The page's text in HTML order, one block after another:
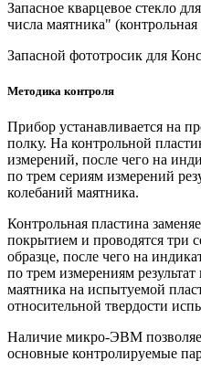
Запасное кварцевое стекло
числа маятника"
Запасной фототросик для
Методика контроля
Прибор устанавливается на
полку. На контрольной
измерений, после чего на
по трем сериям измерений
колебаний маятника.
Контрольная пластина
покрытием и проводятся три
образце, после чего на
по трем измерениям
маятника на испытуемой
относительной твердости
Наличие микро-ЭВМ
основные контролируемые